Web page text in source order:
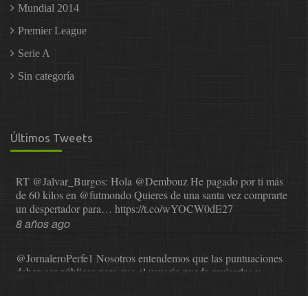
Mundial 2014
Premier League
Serie A
Sin categoría
Últimos Tweets
RT @Jalvar_Burgos: Hola @DembouzHe pagado por ti más
de 60 kilos en @futmondoQuieres de una santa vez comprarte
un despertador para… https://t.co/wYOCW0dE27
8 años ago
@JornaleroPerfe1 Nosotros entendemos que las puntuaciones
deben ser públicas para que el usuario pueda revisarlas y…